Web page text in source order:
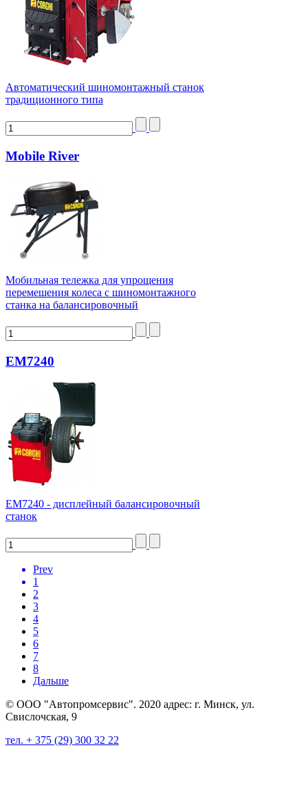
Автоматический шиномонтажный станок
традиционного типа
Mobile River
Мобильная тележка для упрощения
перемешения колеса с шиномонтажного
станка на балансировочный
EM7240
ЕМ7240 - дисплейный балансировочный
станок
Prev
1
2
3
4
5
6
7
8
Дальше
© ООО "Автопромсервис". 2020 адрес: г. Минск, ул.
Свислочская, 9
тел. + 375 (29) 300 32 22